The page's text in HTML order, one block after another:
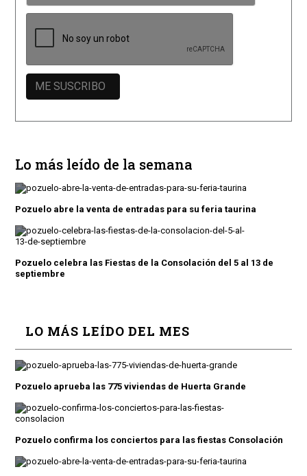
Lo más leído de la semana
Pozuelo abre la venta de entradas para su feria taurina
Pozuelo celebra las Fiestas de la Consolación del 5 al 13 de
septiembre
LO MÁS LEÍDO DEL MES
Pozuelo aprueba las 775 viviendas de Huerta Grande
Pozuelo confirma los conciertos para las fiestas Consolación